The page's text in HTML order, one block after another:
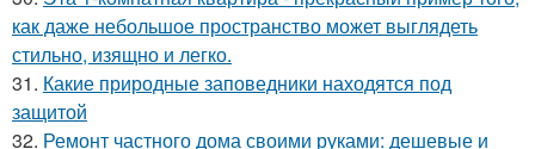
как даже небольшое пространство может выглядеть
стильно, изящно и легко.
31. Какие природные заповедники находятся под
защитой
32. Ремонт частного дома своими руками: дешевые и